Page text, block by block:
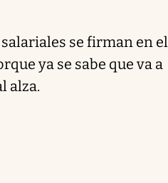
se firman en el
ya se sabe que va a
alza.